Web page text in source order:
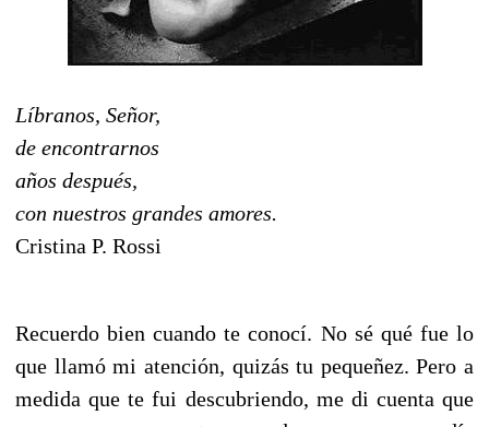
Líbranos, Señor,
de encontrarnos
años después,
con nuestros grandes amores.
Cristina P. Rossi
Recuerdo bien cuando te conocí. No sé qué fue lo
que llamó mi atención, quizás tu pequeñez. Pero a
medida que te fui descubriendo, me di cuenta que